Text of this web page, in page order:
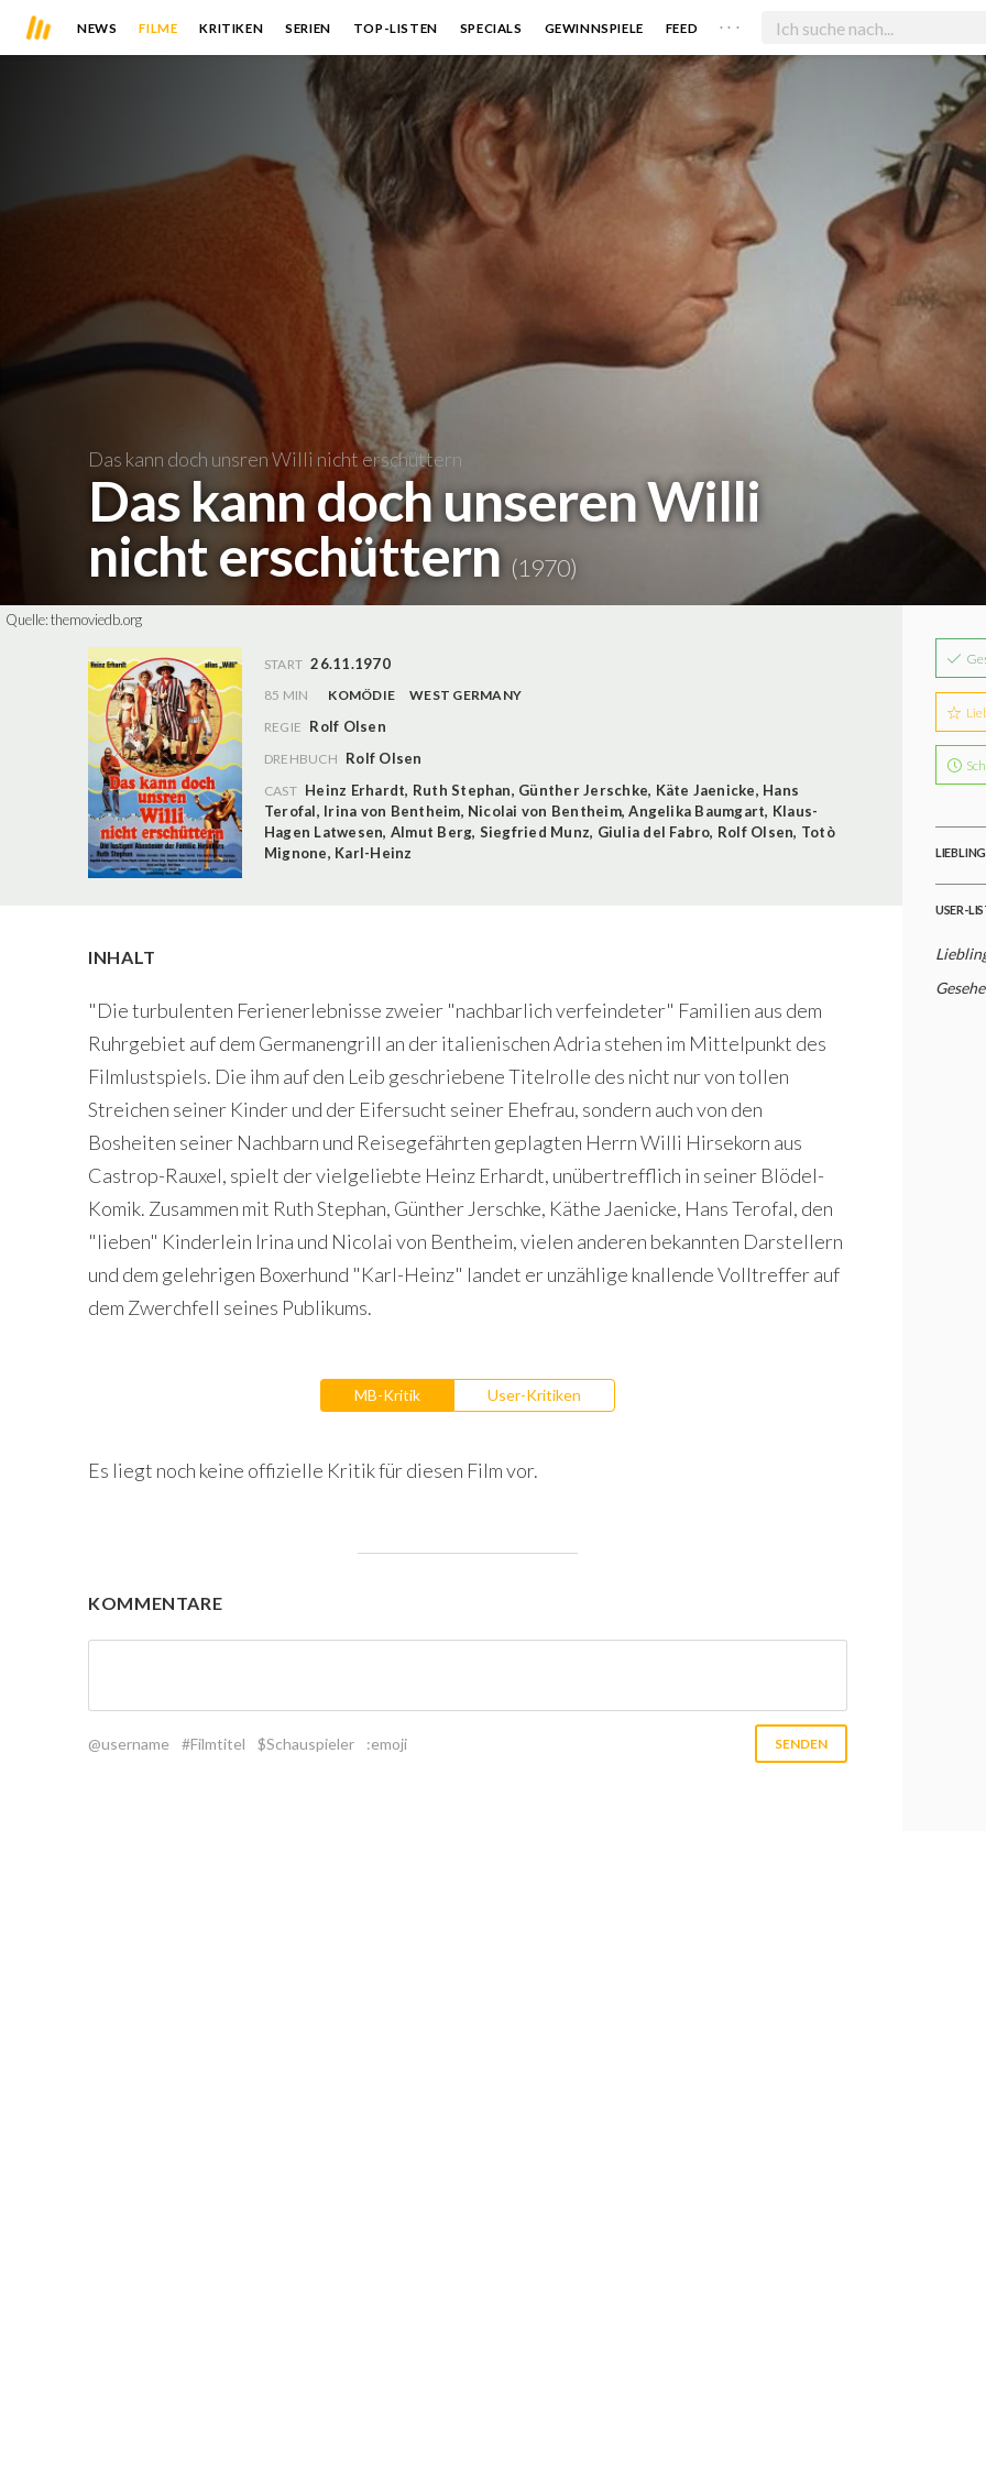
NEWS FILME KRITIKEN SERIEN TOP-LISTEN SPECIALS GEWINNSPIELE FEED . . .
Das kann doch unsren Willi nicht erschüttern
Das kann doch unseren Willi
nicht erschüttern (1970)
Quelle:themoviedb.org
START 26.11.1970
85 MIN KOMÖDIE
WEST GERMANY
REGIE Rolf Olsen
DREHBUCH Rolf Olsen
CAST Heinz Erhardt, Ruth Stephan, Günther Jerschke, Käte Jaenicke, Hans
Terofal, Irina von Bentheim, Nicolai von Bentheim,Angelika Baumgart, Klaus-
Hagen Latwesen, Almut Berg, Siegfried Munz, Giulia del Fabro, Rolf Olsen, Totò
Mignone, Karl-Heinz
INHALT
"Die turbulenten Ferienerlebnisse zweier "nachbarlich verfeindeter" Familien aus dem
Ruhrgebiet auf dem Germanengrill an der italienischen Adria stehen im Mittelpunkt des
Filmlustspiels. Die ihm auf den Leib geschriebene Titelrolle des nicht nur von tollen
Streichen seiner Kinder und der Eifersucht seiner Ehefrau, sondern auch von den
Bosheiten seiner Nachbarn und Reisegefährten geplagten Herrn Willi Hirsekorn aus
Castrop-Rauxel, spielt der vielgeliebte Heinz Erhardt, unübertrefflich in seiner Blödel-
Komik. Zusammen mit Ruth Stephan, Günther Jerschke, Käthe Jaenicke, Hans Terofal, den
"lieben" Kinderlein Irina und Nicolai von Bentheim, vielen anderen bekannten Darstellern
und dem gelehrigen Boxerhund "Karl-Heinz" landet er unzählige knallende Volltreffer auf
dem Zwerchfell seines Publikums.
MB-Kritik User-Kritiken
Es liegt noch keine offizielle Kritik für diesen Film vor.
KOMMENTARE
@username #Filmtitel $Schauspieler :emoji
USER-